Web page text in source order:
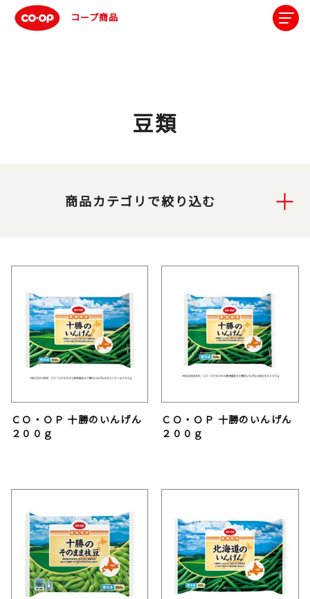
コープ商品
豆類
商品カテゴリで絞り込む
ＣＯ・ＯＰ 十勝のいんげん
２００ｇ
ＣＯ・ＯＰ 十勝のいんげん
２００ｇ